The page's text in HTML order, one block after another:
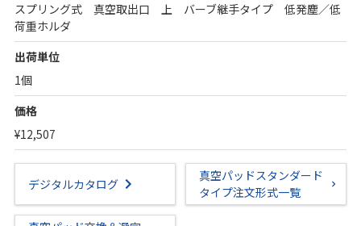
スプリング式 真空取出口 上 バーブ継手タイプ 低発塵／低
荷重ホルダ
出荷単位
1個
価格
¥12,507
デジタルカタログ
真空パッドスタンダード
タイプ注文形式一覧